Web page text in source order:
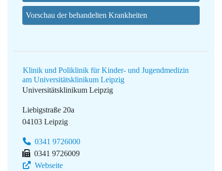
Vorschau der behandelten Krankheiten
Klinik und Poliklinik für Kinder- und Jugendmedizin
am Universitätsklinikum Leipzig
Universitätsklinikum Leipzig
Liebigstraße 20a
04103 Leipzig
0341 9726000
0341 9726009
Webseite